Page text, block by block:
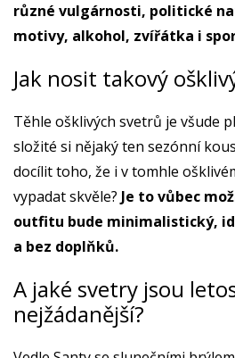
různé vulgárnosti, politické
motivy, alkohol, zvířátka i
Jak nosit takový
Těhle ošklivých svetrů je všude
složité si nějaký ten sezónní
docílit toho, že i v tomhle
vypadat skvěle? Je to vůbec
outfitu bude minimalistický,
a bez doplňků.
A jaké svetry jsou
nejžádanější?